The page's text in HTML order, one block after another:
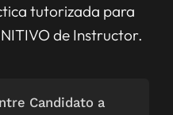
tutorizada para
de Instructor.
Candidato a